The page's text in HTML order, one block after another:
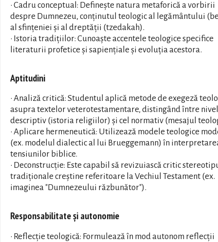
• Cadru conceptual: Definește natura metaforică a vorbirii
despre Dumnezeu, conținutul teologic al legământului
al sfințeniei și al dreptății (tzedakah).
• Istoria tradițiilor: Cunoaște accentele teologice specifice
literaturii profetice și sapiențiale și evoluția acestora.
Aptitudini
• Analiză critică: Studentul aplică metode de exegeză
asupra textelor veterotestamentare, distingând între
descriptiv (istoria religiilor) și cel normativ (mesajul
• Aplicare hermeneutică: Utilizează modele teologice
(ex. modelul dialectic al lui Brueggemann) în
tensiunilor biblice.
• Deconstrucție: Este capabil să revizuiască critic
tradiționale creștine referitoare la Vechiul Testament (ex.
imaginea "Dumnezeului răzbunător").
Responsabilitate și autonomie
• Reflecție teologică: Formulează în mod autonom reflecții